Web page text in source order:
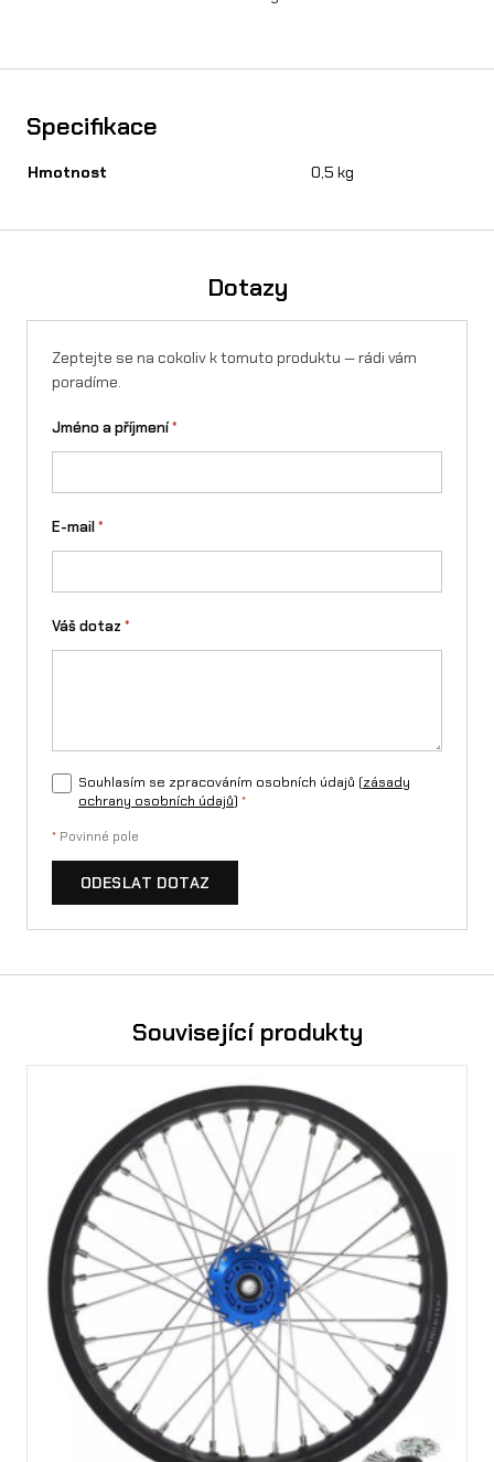
T
a
i
Specifikace
Hmotnost 0,5 kg
Dotazy
Zeptejte se na cokoliv k tomuto produktu — rádi vám
poradíme.
Jméno a příjmení*
E-mail*
Váš dotaz *
Souhlasím se zpracováním osobních údajů (zásady
ochrany osobních údajů) *
* Povinné pole
ODESLAT DOTAZ
Související produkty